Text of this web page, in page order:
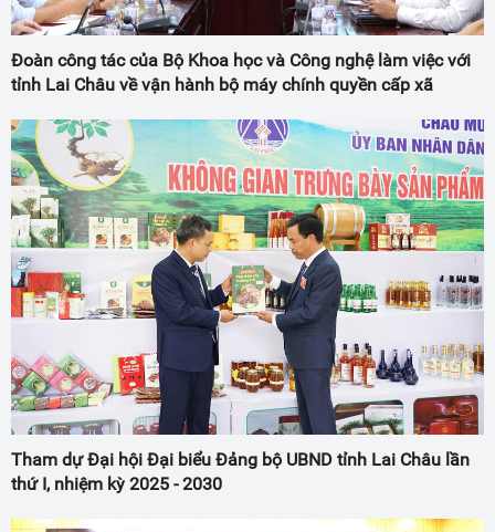
Đoàn công tác của Bộ Khoa học và Công nghệ làm việc với
tỉnh Lai Châu về vận hành bộ máy chính quyền cấp xã
Tham dự Đại hội Đại biểu Đảng bộ UBND tỉnh Lai Châu lần
thứ I, nhiệm kỳ 2025 - 2030